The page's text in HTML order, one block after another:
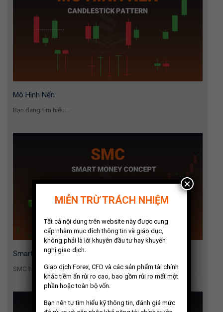
Mô Hình Nến
Bạn đang tìm hiểu...
Smart Money Concept (SMC)
SMC hay Smart Money...
MIỄN TRỪ TRÁCH NHIỆM
Tất cả nội dung trên website này được cung
cấp nhằm mục đích thông tin và giáo dục,
không phải là lời khuyên đầu tư hay khuyến
nghị giao dịch.
Giao dịch Forex, CFD và các sản phẩm tài chính
khác tiềm ẩn rủi ro cao, bao gồm rủi ro mất một
phần hoặc toàn bộ vốn.
Bạn nên tự tìm hiểu kỹ thông tin, đánh giá mức
×